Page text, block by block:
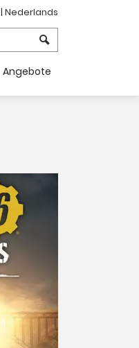
| Nederlands
Angebote